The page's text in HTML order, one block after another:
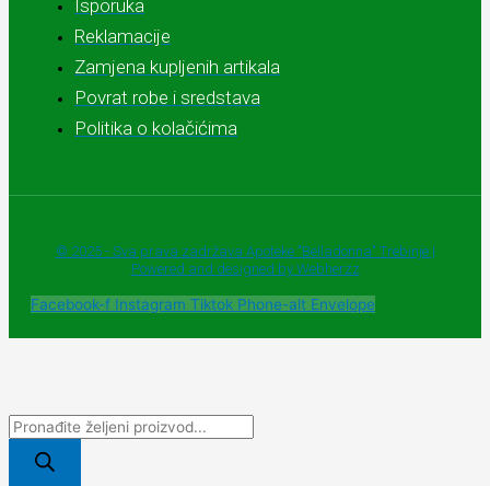
Isporuka
Reklamacije
Zamjena kupljenih artikala
Povrat robe i sredstava
Politika o kolačićima
© 2025 - Sva prava zadržava Apoteke "Belladonna" Trebinje |
Powered and designed by Webherzz
Facebook-f Instagram Tiktok Phone-alt Envelope